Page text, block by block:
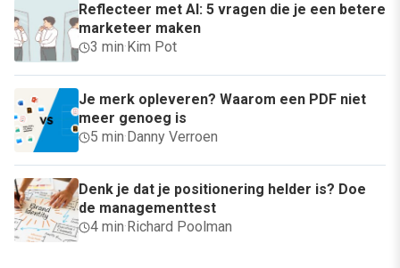
Reflecteer met AI: 5 vragen die je een betere
marketeer maken
3 min· Kim Pot
Je merk opleveren? Waarom een PDF niet
meer genoeg is
5 min· Danny Verroen
Denk je dat je positionering helder is? Doe
de managementtest
4 min· Richard Poolman